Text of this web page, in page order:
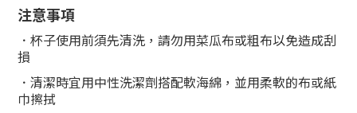
注意事項
．杯子使用前須先清洗，請勿用菜瓜布或粗布以免造成刮
損
．清潔時宜用中性洗潔劑搭配軟海綿，並用柔軟的布或紙
巾擦拭